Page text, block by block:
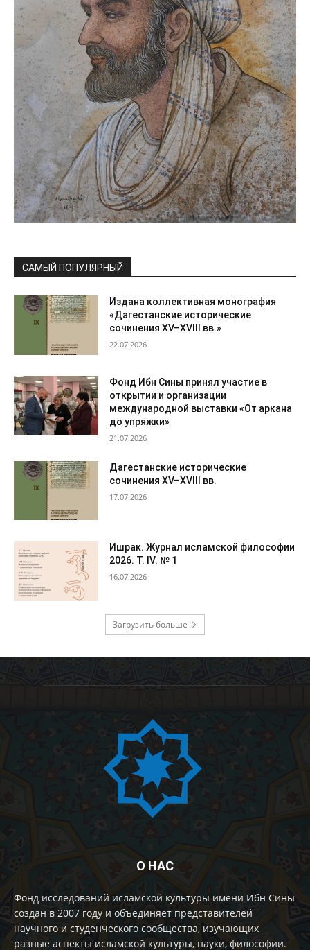
САМЫЙ ПОПУЛЯРНЫЙ
Издана коллективная монография
«Дагестанские исторические
сочинения XV–XVIII вв.»
22.07.2026
Фонд Ибн Сины принял участие в
открытии и организации
международной выставки «От аркана
до упряжки»
21.07.2026
Дагестанские исторические
сочинения XV–XVIII вв.
17.07.2026
Ишрак. Журнал исламской философии
2026. Т. IV. № 1
16.07.2026
Загрузить больше
О НАС
Фонд исследований исламской культуры имени Ибн Сины
создан в 2007 году и объединяет представителей
научного и студенческого сообщества, изучающих
разные аспекты исламской культуры, науки, философии.